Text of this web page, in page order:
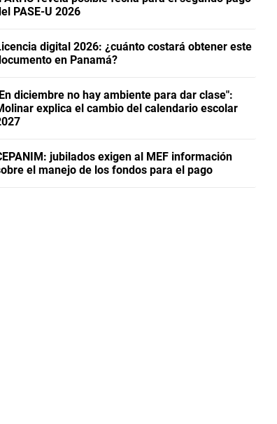
PASE-U 2026
digital 2026: ¿cuánto costará obtener este
en Panamá?
diciembre no hay ambiente para dar clase":
explica el cambio del calendario escolar
jubilados exigen al MEF información
el manejo de los fondos para el pago